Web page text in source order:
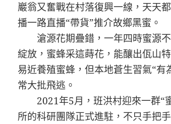
巖翁又奮戰在村落復興一線，天天
播一路直播“帶貨”推介故鄉黑蜜。
滄源花期疊錯，一年四時蜜源不
綻放，蜜蜂采這蒔花，能釀出佤山
易近養殖蜜蜂，但本地蒼生習氣“
常大批飛逃。
2021年5月，班洪村迎來一群“
所的科研團隊正式進駐，不只手把